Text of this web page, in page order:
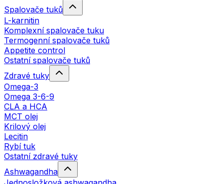
Spalovače tuků
L-karnitin
Komplexní spalovače tuku
Termogenní spalovače tuků
Appetite control
Ostatní spalovače tuků
Zdravé tuky
Omega-3
Omega 3-6-9
CLA a HCA
MCT olej
Krilový olej
Lecitin
Rybí tuk
Ostatní zdravé tuky
Ashwagandha